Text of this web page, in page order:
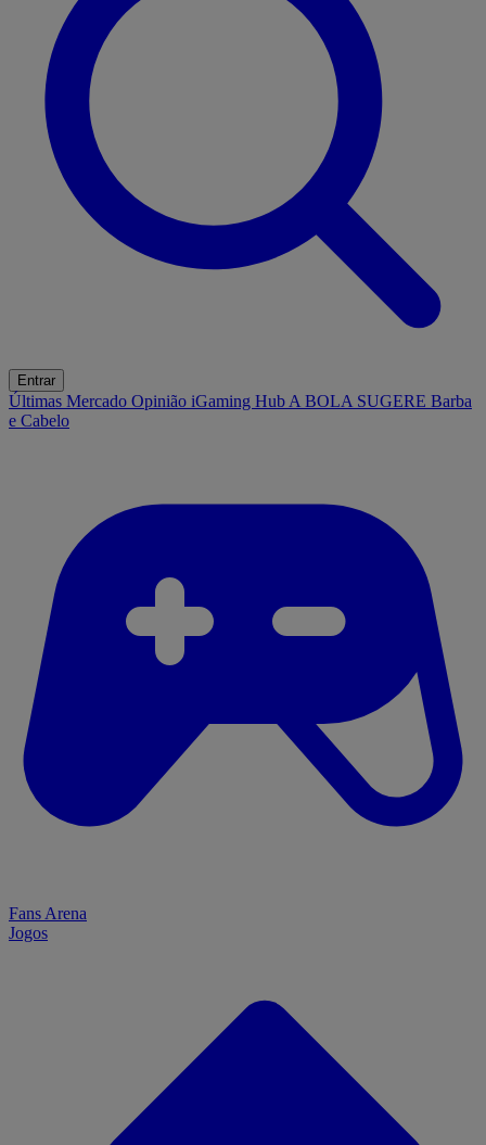
Entrar
Últimas Mercado Opinião iGaming Hub A BOLA SUGERE Barba
e Cabelo
Fans Arena
Jogos